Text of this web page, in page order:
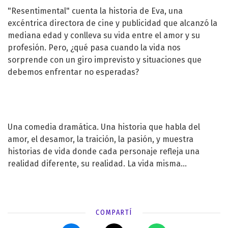
"Resentimental" cuenta la historia de Eva, una
excéntrica directora de cine y publicidad que alcanzó la
mediana edad y conlleva su vida entre el amor y su
profesión. Pero, ¿qué pasa cuando la vida nos
sorprende con un giro imprevisto y situaciones que
debemos enfrentar no esperadas?
Una comedia dramática. Una historia que habla del
amor, el desamor, la traición, la pasión, y muestra
historias de vida donde cada personaje refleja una
realidad diferente, su realidad. La vida misma...
COMPARTÍ